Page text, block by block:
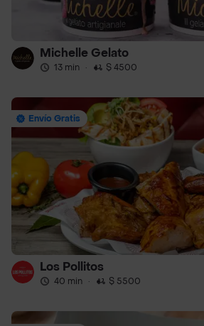
Michelle Gelato
13 min · $ 4500
Envío Gratis
Los Pollitos
40 min · $ 5500